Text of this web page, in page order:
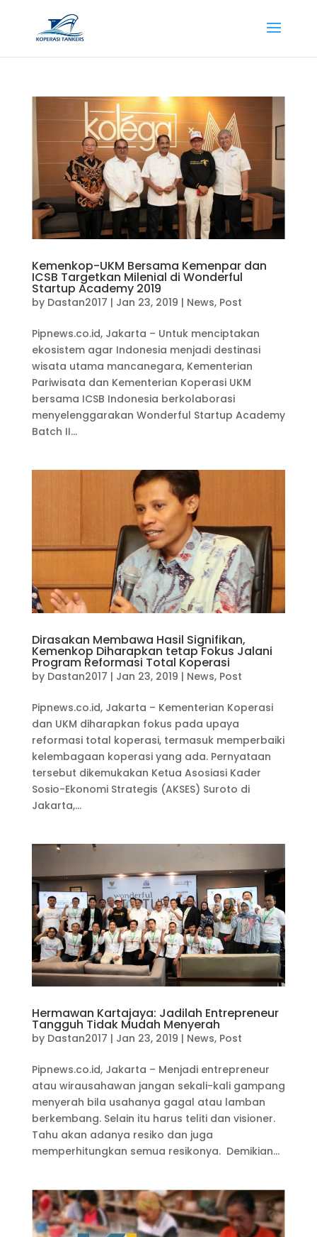
Kemenkop-UKM Bersama Kemenpar dan
ICSB Targetkan Milenial di Wonderful
Startup Academy 2019
by Dastan2017 | Jan 23, 2019 | News, Post
Pipnews.co.id, Jakarta – Untuk menciptakan
ekosistem agar Indonesia menjadi destinasi
wisata utama mancanegara, Kementerian
Pariwisata dan Kementerian Koperasi UKM
bersama ICSB Indonesia berkolaborasi
menyelenggarakan Wonderful Startup Academy
Batch II...
Dirasakan Membawa Hasil Signifikan,
Kemenkop Diharapkan tetap Fokus Jalani
Program Reformasi Total Koperasi
by Dastan2017 | Jan 23, 2019 | News, Post
Pipnews.co.id, Jakarta – Kementerian Koperasi
dan UKM diharapkan fokus pada upaya
reformasi total koperasi, termasuk memperbaiki
kelembagaan koperasi yang ada. Pernyataan
tersebut dikemukakan Ketua Asosiasi Kader
Sosio-Ekonomi Strategis (AKSES) Suroto di
Jakarta,...
Hermawan Kartajaya: Jadilah Entrepreneur
Tangguh Tidak Mudah Menyerah
by Dastan2017 | Jan 23, 2019 | News, Post
Pipnews.co.id, Jakarta – Menjadi entrepreneur
atau wirausahawan jangan sekali-kali gampang
menyerah bila usahanya gagal atau lamban
berkembang. Selain itu harus teliti dan visioner.
Tahu akan adanya resiko dan juga
memperhitungkan semua resikonya. Demikian...